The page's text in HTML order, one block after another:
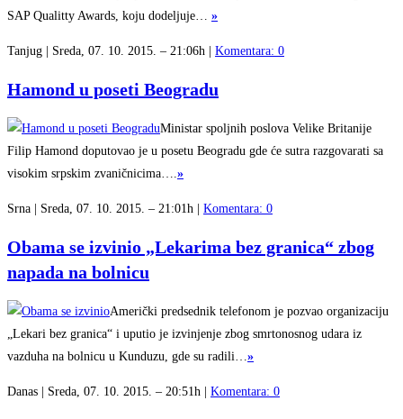
SAP Qualitty Awards, koju dodeljuje… »
Tanjug | Sreda, 07. 10. 2015. – 21:06h | Komentara: 0
Hamond u poseti Beogradu
Ministar spoljnih poslova Velike Britanije
Filip Hamond doputovao je u posetu Beogradu gde će sutra razgovarati sa
visokim srpskim zvaničnicima…. »
Srna | Sreda, 07. 10. 2015. – 21:01h | Komentara: 0
Obama se izvinio „Lekarima bez granica“ zbog
napada na bolnicu
Američki predsednik telefonom je pozvao organizaciju
„Lekari bez granica“ i uputio je izvinjenje zbog smrtonosnog udara iz
vazduha na bolnicu u Kunduzu, gde su radili… »
Danas | Sreda, 07. 10. 2015. – 20:51h | Komentara: 0